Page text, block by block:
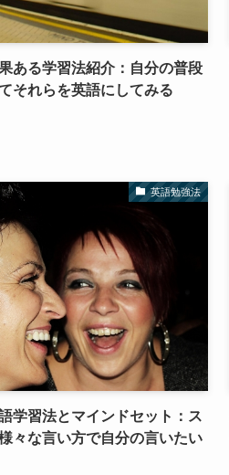
ある学習法紹介：自分の普段
それらを英語にしてみる
英語勉強法
学習法とマインドセット：ス
々な言い方で自分の言いたい